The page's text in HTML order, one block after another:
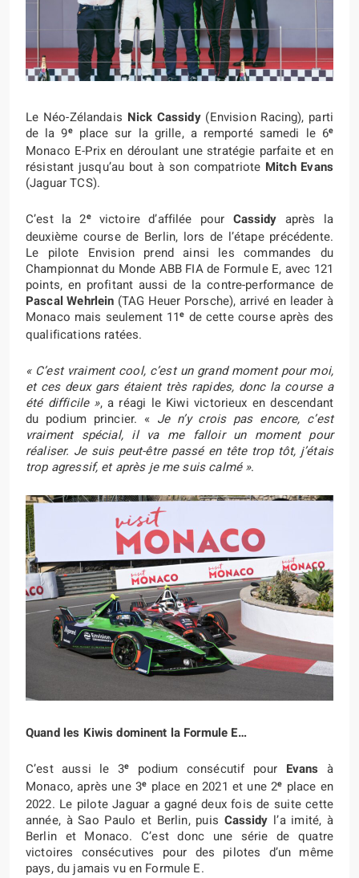
Le Néo-Zélandais Nick Cassidy(Envision Racing), parti
de la 9eplace sur la grille, a remporté samedi le 6e
Monaco E-Prix en déroulant une stratégie parfaite et en
résistant jusqu’au bout à son compatriote Mitch Evans
(Jaguar TCS).
C’est la 2evictoire d’affilée pour Cassidy après la
deuxième course de Berlin, lors de l’étape précédente.
Le pilote Envision prend ainsi les commandes du
Championnat du Monde ABB FIA de Formule E, avec 121
points, en profitant aussi de la contre-performance de
Pascal Wehrlein (TAG Heuer Porsche), arrivé en leader à
Monaco mais seulement 11e de cette course après des
qualifications ratées.
« C’est vraiment cool, c’est un grand moment pour moi,
et ces deux gars étaient très rapides, donc la course a
été difficile », a réagi le Kiwi victorieux en descendant
du podium princier. « Je n’y crois pas encore, c’est
vraiment spécial, il va me falloir un moment pour
réaliser. Je suis peut-être passé en tête trop tôt, j’étais
trop agressif, et après je me suis calmé ».
Quand les Kiwis dominent la Formule E…
C’est aussi le 3e podium consécutif pour Evans à
Monaco, après une 3e place en 2021 et une 2e place en
2022. Le pilote Jaguar a gagné deux fois de suite cette
année, à Sao Paulo et Berlin, puis Cassidy l’a imité, à
Berlin et Monaco. C’est donc une série de quatre
victoires consécutives pour des pilotes d’un même
pays, du jamais vu en Formule E.